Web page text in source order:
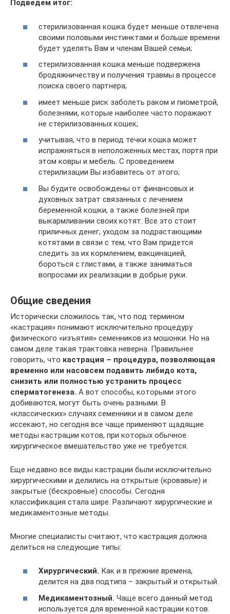
Подведем итог:
стерилизованная кошка будет меньше отвлечена
своими половыми инстинктами и больше времени
будет уделять Вам и членам Вашей семьи;
стерилизованная кошка меньше подвержена
бродяжничеству и получения травмы в процессе
поиска своего партнера;
имеет меньше риск заболеть раком и пиометрой,
болезнями, которые наиболее часто поражают
не стерилизованных кошек;
учитывая, что в период течки кошка может
испражняться в неположенных местах, портя при
этом ковры и мебель. С проведением
стерилизации Вы избавитесь от этого;
Вы будите освобождены от финансовых и
духовных затрат связанных с лечением
беременной кошки, а также болезней при
выкармливании своих котят. Все это стоит
приличных денег, уходом за подрастающими
котятами в связи с тем, что Вам придется
следить за их кормлением, вакцинацией,
бороться с глистами, а также заниматься
вопросами их реализации в добрые руки.
Общие сведения
Исторически сложилось так, что под термином
«кастрация» понимают исключительно процедуру
физического «изъятия» семенников из мошонки. Но на
самом деле такая трактовка неверна. Правильнее
говорить, что кастрация – процедура, позволяющая
временно или насовсем подавить либидо кота,
снизить или полностью устранить процесс
сперматогенеза. А вот способы, которыми этого
добиваются, могут быть очень разными. В
«классических» случаях семенники и в самом деле
иссекают, но сегодня все чаще применяют щадящие
методы кастрации котов, при которых обычное
хирургическое вмешательство уже не требуется.
Еще недавно все виды кастрации были исключительно
хирургическими и делились на открытые (кровавые) и
закрытые (бескровные) способы. Сегодня
классификация стала шире. Различают хирургические и
медикаментозные методы.
Многие специалисты считают, что кастрация должна
делиться на следующие типы:
Хирургический. Как и в прежние времена,
делится на два подтипа – закрытый и открытый.
Медикаментозный. Чаще всего данный метод
используется для временной кастрации котов.